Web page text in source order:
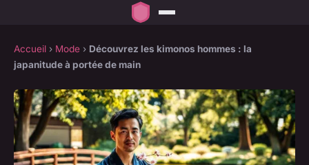
Accueil › Mode › Découvrez les kimonos hommes : la
japanitude à portée de main